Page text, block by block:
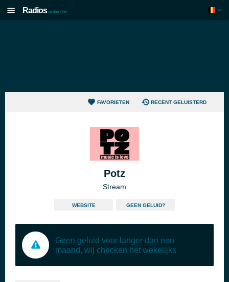
Radios online.be
FAVORIETEN RECENT GELUISTERD
Potz
Stream
WEBSITE GEEN GELUID?
Geen geluid voor langer dan een
maand, wij checken het wekelijks